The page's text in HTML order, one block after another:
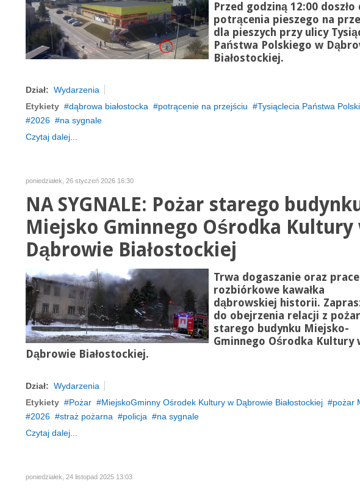
Przed godziną 12:00 doszło
potrącenia pieszego na
dla pieszych przy ulicy
Państwa Polskiego w
Białostockiej.
Dział: Wydarzenia
Etykiety
dąbrowa białostocka potrącenie na przejściu
Tysiąclecia Państwa
2026
na sygnale
Czytaj dalej...
poniedziałek, 26 styczeń 2026 16:30
NA SYGNALE: Pożar starego
Miejsko Gminnego Ośrodka Kultury
Dąbrowie Białostockiej
Trwa dogaszanie oraz prace
rozbiórkowe kawałka
dąbrowskiej historii.
do obejrzenia relacji z
starego budynku Miejsko-
Gminnego Ośrodka Kultury
Dąbrowie Białostockiej.
Dział: Wydarzenia
Etykiety
Pożar MiejskoGminny Ośrodek Kultury w Dąbrowie Białostockiej
pożar
2026
straż pożarna policja
na sygnale
Czytaj dalej...
poniedziałek, 24 listopad 2025 13:03